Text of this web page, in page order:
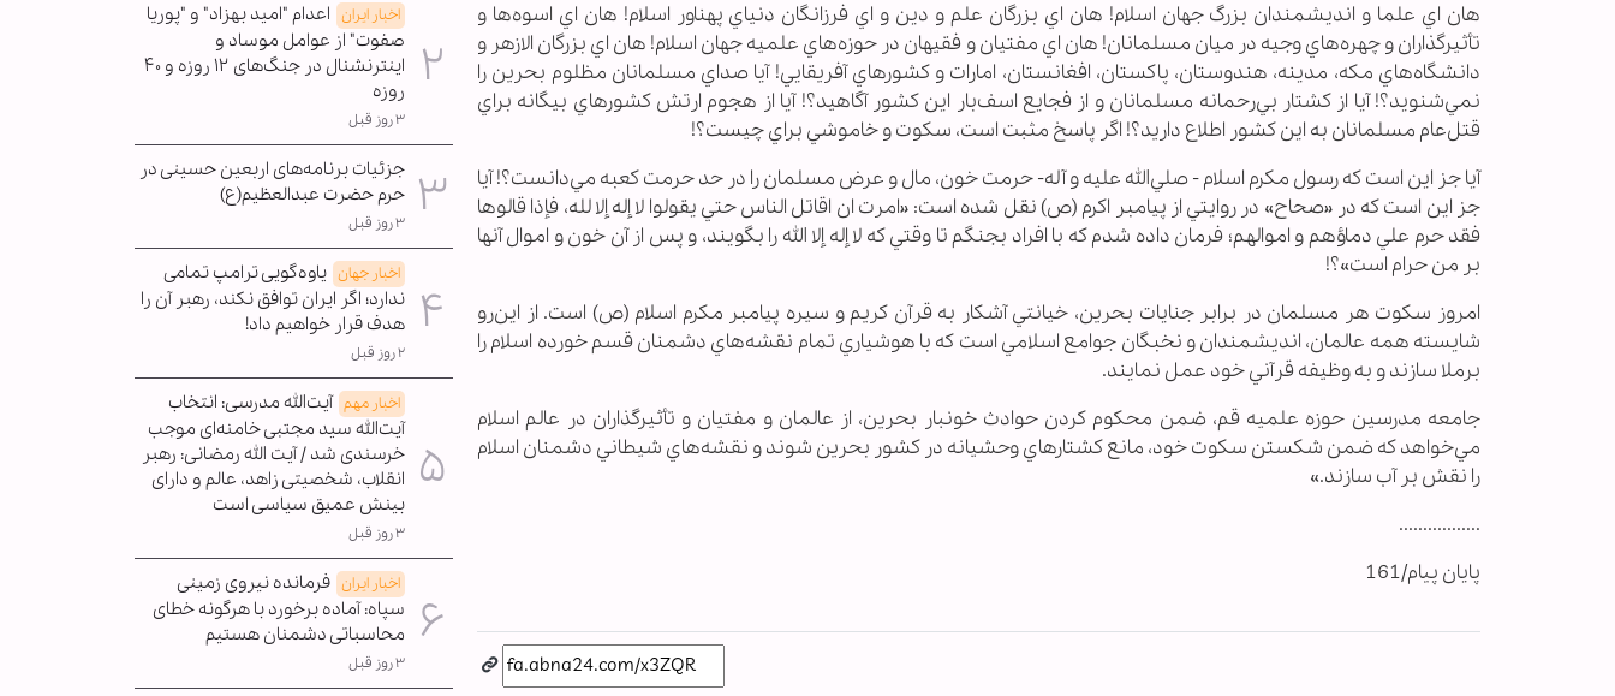
هان اي علما و انديشمندان بزرگ جهان اسلام! هان اي بزرگان علم و دين و اي فرزانگان دنياي پهناور اسلام! هان اي اسوه‌ها و
تأثيرگذاران و چهره‌هاي وجيه در ميان مسلمانان! هان اي مفتيان و فقيهان در حوزه‌هاي علميه جهان اسلام! هان اي بزرگان الازهر و
دانشگاه‌هاي مكه، مدينه، هندوستان، پاكستان، افغانستان، امارات و كشورهاي آفريقايي! آيا صداي مسلمانان مظلوم بحرين را
نمي‌شنويد؟! آيا از كشتار بي‌رحمانه مسلمانان و از فجايع اسف‌بار اين كشور آگاهيد؟! آيا از هجوم ارتش كشورهاي بيگانه براي
قتل‌عام مسلمانان به اين كشور اطلاع داريد؟! اگر پاسخ مثبت است، سكوت و خاموشي براي چيست؟!
آيا جز اين است كه رسول مكرم اسلام - صلي‌الله عليه و آله- حرمت خون،‌ مال و عرض مسلمان را در حد حرمت كعبه مي‌دانست؟! آيا
جز اين است كه در «صحاح» در روايتي از پيامبر اكرم (ص) نقل شده است: «امرت ان اقاتل الناس حتي يقولوا لا إله إلا لله، فإذا قالوها
فقد حرم علي دماؤهم و اموالهم؛ فرمان داده شدم كه با افراد بجنگم تا وقتي كه لا إله إلا الله را بگويند، و پس از آن خون و اموال آنها
بر من حرام است»؟!
امروز سكوت هر مسلمان در برابر جنايات بحرين،‌ خيانتي آشكار به قرآن كريم و سيره پيامبر مكرم اسلام (ص) است. از اين‌رو
شايسته همه عالمان، انديشمندان و نخبگان جوامع اسلامي است كه با هوشياري تمام نقشه‌هاي دشمنان قسم خورده اسلام را
برملا سازند و به وظيفه قرآني خود عمل نمايند.
جامعه مدرسين حوزه علميه قم، ضمن محكوم كردن حوادث خونبار بحرين، از عالمان و مفتيان و تأثيرگذاران در عالم اسلام
مي‌خواهد كه ضمن شكستن سكوت خود، مانع كشتارهاي وحشيانه در كشور بحرين شوند و نقشه‌هاي شيطاني دشمنان اسلام
را نقش بر آب سازند.»
.................
پایان پیام/161
اخبار ایران اعدام "امید بهزاد" و "پوریا
صفوت" از عوامل موساد و
اینترنشنال در جنگ‌های ۱۲ روزه و ۴۰
روزه
۳ روز قبل
جزئیات برنامه‌های اربعین حسینی در
حرم حضرت عبدالعظیم(ع)
۳ روز قبل
اخبار جهان یاوه‌گویی ترامپ تمامی
ندارد؛ اگر ایران توافق نکند، رهبر آن را
هدف قرار خواهیم داد!
۲ روز قبل
اخبار مهم آیت‌الله مدرسی: انتخاب
آیت‌الله سید مجتبی خامنه‌ای موجب
خرسندی شد / آیت الله رمضانی: رهبر
انقلاب، شخصیتی زاهد، عالم و دارای
بینش عمیق سیاسی است
۳ روز قبل
اخبار ایران فرمانده نیروی زمینی
سپاه: آماده برخورد با هرگونه خطای
محاسباتی دشمنان هستیم
۳ روز قبل